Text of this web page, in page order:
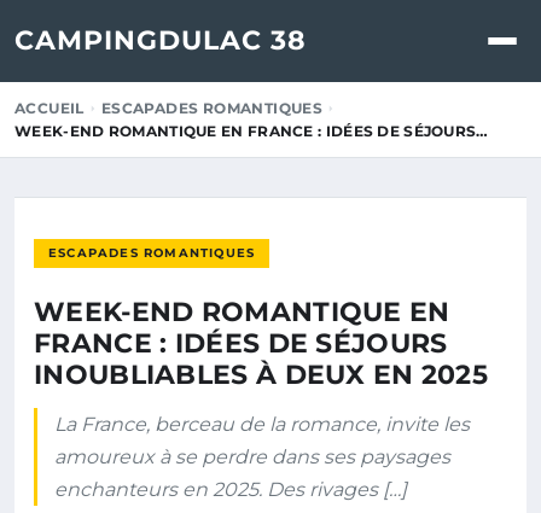
CAMPINGDULAC 38
ACCUEIL
ESCAPADES ROMANTIQUES
WEEK-END ROMANTIQUE EN FRANCE : IDÉES DE SÉJOURS…
ESCAPADES ROMANTIQUES
WEEK-END ROMANTIQUE EN
FRANCE : IDÉES DE SÉJOURS
INOUBLIABLES À DEUX EN 2025
La France, berceau de la romance, invite les
amoureux à se perdre dans ses paysages
enchanteurs en 2025. Des rivages […]